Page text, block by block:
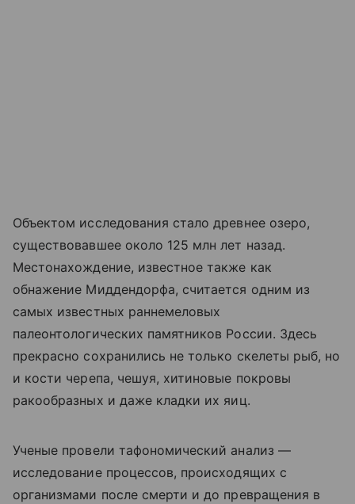
Объектом исследования стало древнее озеро,
существовавшее около 125 млн лет назад.
Местонахождение, известное также как
обнажение Миддендорфа, считается одним из
самых известных раннемеловых
палеонтологических памятников России. Здесь
прекрасно сохранились не только скелеты рыб, но
и кости черепа, чешуя, хитиновые покровы
ракообразных и даже кладки их яиц.
Ученые провели тафономический анализ —
исследование процессов, происходящих с
организмами после смерти и до превращения в